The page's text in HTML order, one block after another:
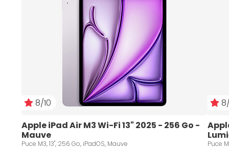
8/10
Apple iPad Air M3 Wi-Fi 13" 2025 - 256 Go -
Mauve
Puce M3, 13", 256 Go, iPadOS, Mauve Puce